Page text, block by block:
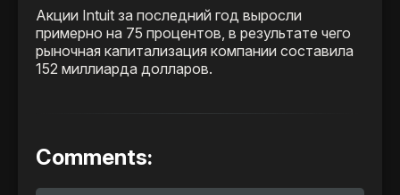
Акции Intuit за последний год выросли
примерно на 75 процентов, в результате чего
рыночная капитализация компании составила
152 миллиарда долларов.
Comments: